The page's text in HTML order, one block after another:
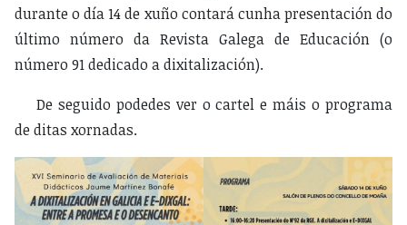
durante o día 14 de xuño contará cunha presentación do
último número da Revista Galega de Educación (o
número 91 dedicado a dixitalización).
De seguido podedes ver o cartel e máis o programa
de ditas xornadas.